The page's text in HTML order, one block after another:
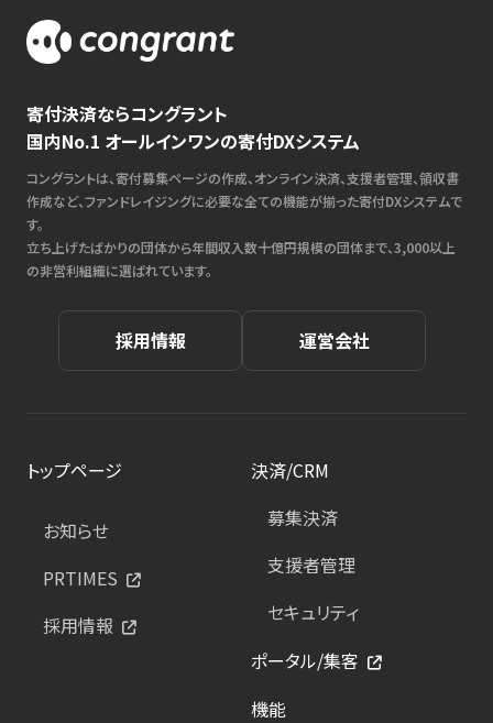
寄付決済ならコングラント
国内No.1 オールインワンの寄付DXシステム
コングラントは、寄付募集ページの作成、オンライン決済、支援者管理、領収書
作成など、ファンドレイジングに必要な全ての機能が揃った寄付DXシステムで
す。
立ち上げたばかりの団体から年間収入数十億円規模の団体まで、3,000以上
の非営利組織に選ばれています。
採用情報 運営会社
トップページ
お知らせ
PRTIMES
採用情報
決済/CRM
募集決済
支援者管理
セキュリティ
ポータル/集客
機能